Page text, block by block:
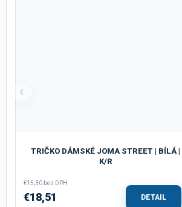
‹
TRIČKO DÁMSKÉ JOMA STREET | BÍLÁ |
K/R
€15,30 bez DPH
€18,51 DETAIL